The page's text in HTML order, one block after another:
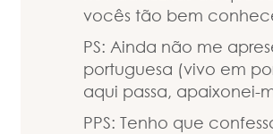
vocês tão bem
PS: Ainda não me
portuguesa (vivo em
aqui passa, apaixonei-
PPS: Tenho que